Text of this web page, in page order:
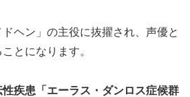
ヘン」の主役に抜擢され、声優と
とになります。
疾患「エーラス・ダンロス症候群